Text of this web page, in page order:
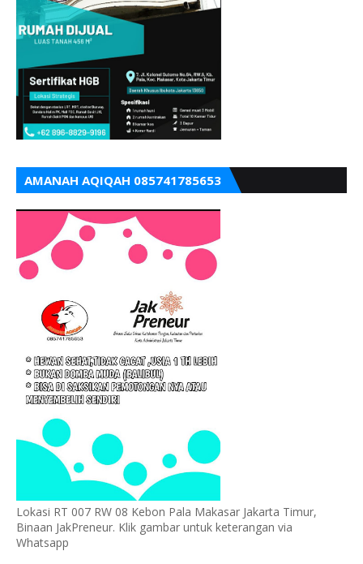
AMANAH AQIQAH 085741785653
Lokasi RT 007 RW 08 Kebon Pala Makasar Jakarta Timur,
Binaan JakPreneur. Klik gambar untuk keterangan via
Whatsapp